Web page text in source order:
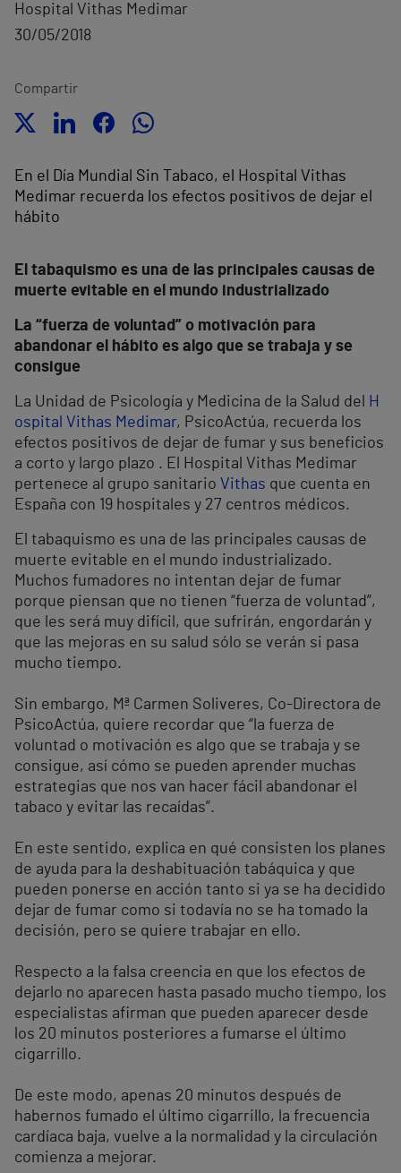
Hospital Vithas Medimar
30/05/2018
Compartir
En el Día Mundial Sin Tabaco, el Hospital Vithas
Medimar recuerda los efectos positivos de dejar el
hábito
El tabaquismo es una de las principales causas de
muerte evitable en el mundo industrializado
La “fuerza de voluntad” o motivación para
abandonar el hábito es algo que se trabaja y se
consigue
La Unidad de Psicología y Medicina de la Salud del
H
ospital Vithas Medimar, PsicoActúa, recuerda los
efectos positivos de dejar de fumar y sus beneficios
a corto y largo plazo . El Hospital Vithas Medimar
pertenece al grupo sanitario Vithas que cuenta en
España con 19 hospitales y 27 centros médicos.
El tabaquismo es una de las principales causas de
muerte evitable en el mundo industrializado.
Muchos fumadores no intentan dejar de fumar
porque piensan que no tienen “fuerza de voluntad”,
que les será muy difícil, que sufrirán, engordarán y
que las mejoras en su salud sólo se verán si pasa
mucho tiempo.
Sin embargo, Mª Carmen Soliveres, Co-Directora de
PsicoActúa, quiere recordar que “la fuerza de
voluntad o motivación es algo que se trabaja y se
consigue, así cómo se pueden aprender muchas
estrategias que nos van hacer fácil abandonar el
tabaco y evitar las recaídas”.
En este sentido, explica en qué consisten los planes
de ayuda para la deshabituación tabáquica y que
pueden ponerse en acción tanto si ya se ha decidido
dejar de fumar como si todavía no se ha tomado la
decisión, pero se quiere trabajar en ello.
Respecto a la falsa creencia en que los efectos de
dejarlo no aparecen hasta pasado mucho tiempo, los
especialistas afirman que pueden aparecer desde
los 20 minutos posteriores a fumarse el último
cigarrillo.
De este modo, apenas 20 minutos después de
habernos fumado el último cigarrillo, la frecuencia
cardíaca baja, vuelve a la normalidad y la circulación
comienza a mejorar.